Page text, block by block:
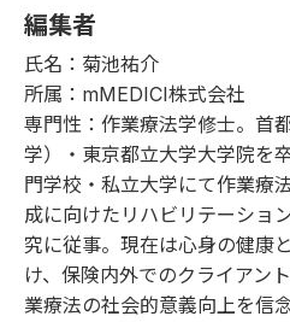
編集者
氏名：菊池祐介
所属：mMEDICI株式会社
専門性：作業療法学修士。首
学）・東京都立大学大学院を
門学校・私立大学にて作業療
成に向けたリハビリテーショ
究に従事。現在は心身の健康
け、保険内外でのクライアン
業療法の社会的意義向上を信